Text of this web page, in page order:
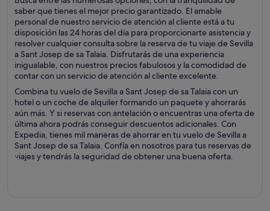
saber que tienes el mejor precio garantizado. El amable
personal de nuestro servicio de atención al cliente está a tu
disposición las 24 horas del día para proporcionarte asistencia y
resolver cualquier consulta sobre la reserva de tu viaje de Sevilla
a Sant Josep de sa Talaia. Disfrutarás de una experiencia
inigualable, con nuestros precios fabulosos y la comodidad de
contar con un servicio de atención al cliente excelente.
Combina tu vuelo de Sevilla a Sant Josep de sa Talaia con un
hotel o un coche de alquiler formando un paquete y ahorrarás
aún más. Y si reservas con antelación o encuentras una oferta de
última ahora podrás conseguir descuentos adicionales. Con
Expedia, tienes mil maneras de ahorrar en tu vuelo de Sevilla a
Sant Josep de sa Talaia. Confía en nosotros para tus reservas de
viajes y tendrás la seguridad de obtener una buena oferta.